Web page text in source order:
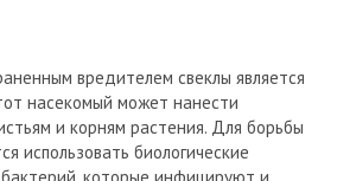
вредителем свеклы является
насекомый может нанести
и корням растения. Для борьбы
использовать биологические
которые инфицируют и